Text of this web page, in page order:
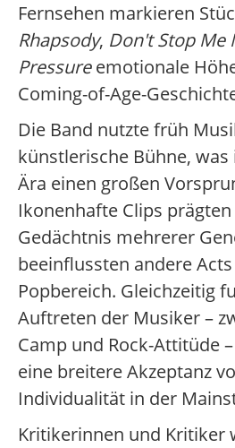
Fernsehen markieren
Rhapsody, Don't Stop Me
Pressureemotionale
Coming-of-Age-
Die Band nutzte früh
künstlerische Bühne, was
Ära einen großen
Ikonenhafte Clips
Gedächtnis mehrerer
beeinflussten andere
Popbereich. Gleichzeitig
Auftreten der Musiker –
Camp und Rock-Attitüde
eine breitere Akzeptanz
Individualität in der
Kritikerinnen und Kritiker